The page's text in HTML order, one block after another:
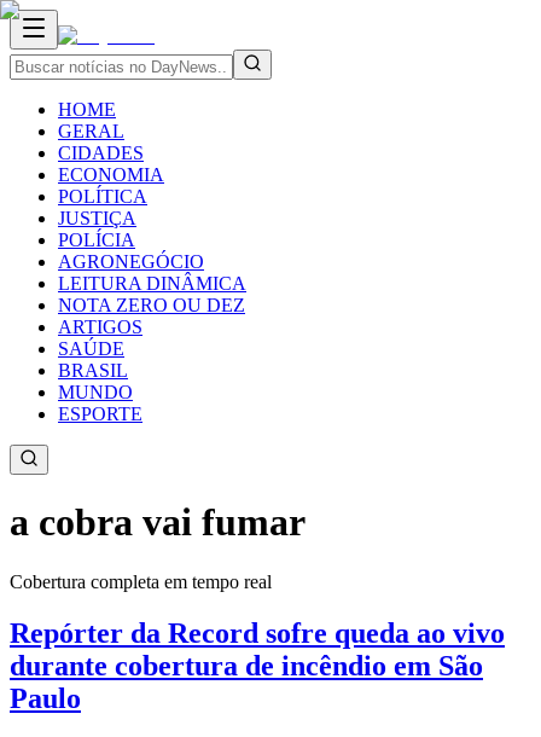
HOME
GERAL
CIDADES
ECONOMIA
POLÍTICA
JUSTIÇA
POLÍCIA
AGRONEGÓCIO
LEITURA DINÂMICA
NOTA ZERO OU DEZ
ARTIGOS
SAÚDE
BRASIL
MUNDO
ESPORTE
a cobra vai fumar
Cobertura completa em tempo real
Repórter da Record sofre queda ao vivo
durante cobertura de incêndio em São
Paulo